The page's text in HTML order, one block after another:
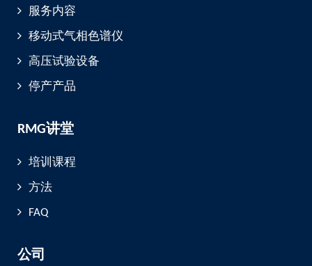
服务内容
移动式气相色谱仪
高压试验设备
停产产品
RMG讲堂
培训课程
方法
FAQ
公司